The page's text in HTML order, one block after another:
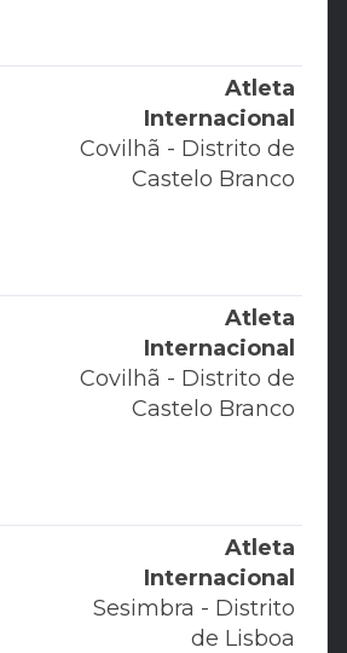
Atleta
Internacional
Covilhã - Distrito de
Castelo Branco
Atleta
Internacional
Covilhã - Distrito de
Castelo Branco
Atleta
Internacional
Sesimbra - Distrito
de Lisboa